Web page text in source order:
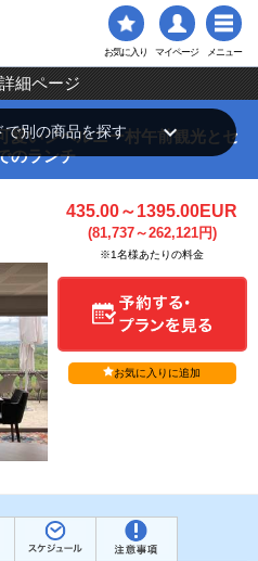
お気に入り マイページ メニュー
詳細ページ
愛いジベルニー村午前観光とセ
のランチ
435.00～1395.00EUR
(81,737～262,121円)
※1名様あたりの料金
お気に入りに追加
で別の商品を探すkeyboard_arrow_down